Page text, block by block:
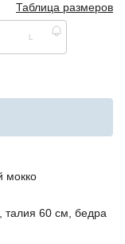
Таблица размеров
L
мокко
талия 60 см, бедра